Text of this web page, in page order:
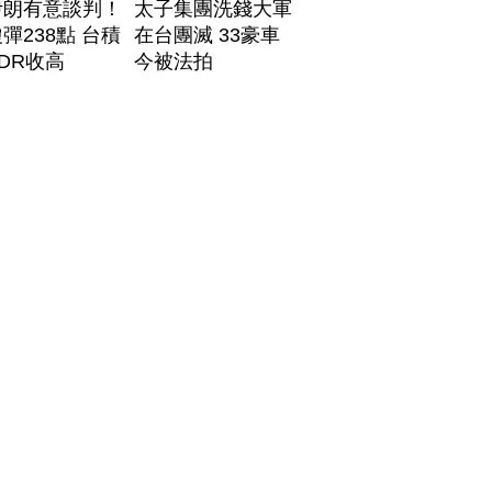
有意談判！
238點 台積
收高
太子集團洗錢大軍
在台團滅 33豪車
今被法拍